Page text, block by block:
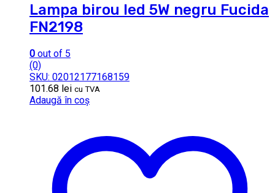
Lampa birou led 5W negru Fucida
FN2198
0 out of 5
(0)
SKU: 02012177168159
101.68 lei cu TVA
Adaugă în coș